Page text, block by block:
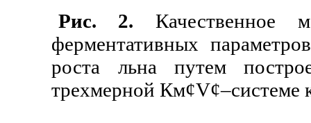
Рис. 2. Качественное
ферментативных
роста льна путем
трехмерной Км¢V¢–системе